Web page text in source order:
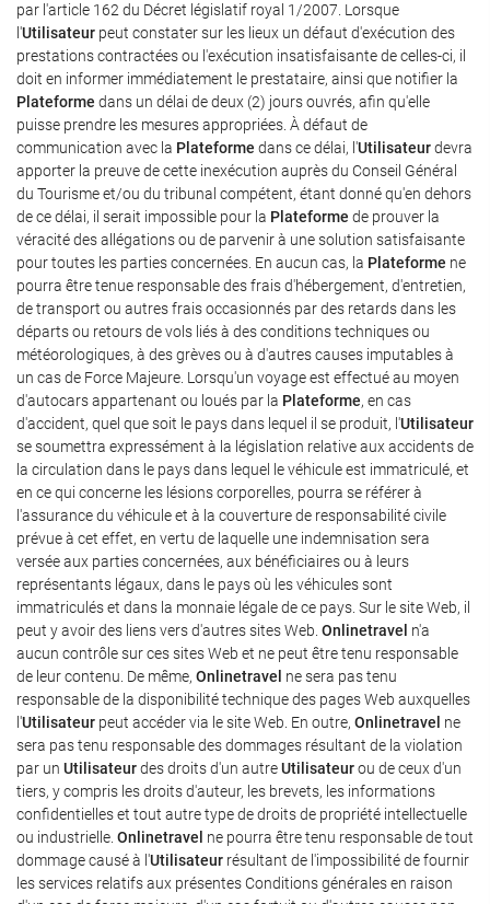
par l'article 162 du Décret législatif royal 1/2007. Lorsque
l'Utilisateur peut constater sur les lieux un défaut d'exécution des
prestations contractées ou l'exécution insatisfaisante de celles-ci, il
doit en informer immédiatement le prestataire, ainsi que notifier la
Plateforme dans un délai de deux (2) jours ouvrés, afin qu'elle
puisse prendre les mesures appropriées. À défaut de
communication avec la Plateforme dans ce délai, l'Utilisateurdevra
apporter la preuve de cette inexécution auprès du Conseil Général
du Tourisme et/ou du tribunal compétent, étant donné qu'en dehors
de ce délai, il serait impossible pour la Plateforme de prouver la
véracité des allégations ou de parvenir à une solution satisfaisante
pour toutes les parties concernées. En aucun cas, la Plateforme ne
pourra être tenue responsable des frais d'hébergement, d'entretien,
de transport ou autres frais occasionnés par des retards dans les
départs ou retours de vols liés à des conditions techniques ou
météorologiques, à des grèves ou à d'autres causes imputables à
un cas de Force Majeure. Lorsqu'un voyage est effectué au moyen
d'autocars appartenant ou loués par la Plateforme, en cas
d'accident, quel que soit le pays dans lequel il se produit, l'Utilisateur
se soumettra expressément à la législation relative aux accidents de
la circulation dans le pays dans lequel le véhicule est immatriculé, et
en ce qui concerne les lésions corporelles, pourra se référer à
l'assurance du véhicule et à la couverture de responsabilité civile
prévue à cet effet, en vertu de laquelle une indemnisation sera
versée aux parties concernées, aux bénéficiaires ou à leurs
représentants légaux, dans le pays où les véhicules sont
immatriculés et dans la monnaie légale de ce pays. Sur le site Web, il
peut y avoir des liens vers d'autres sites Web. Onlinetravel n'a
aucun contrôle sur ces sites Web et ne peut être tenu responsable
de leur contenu. De même, Onlinetravel ne sera pas tenu
responsable de la disponibilité technique des pages Web auxquelles
l'Utilisateur peut accéder via le site Web. En outre, Onlinetravel ne
sera pas tenu responsable des dommages résultant de la violation
par un Utilisateurdes droits d'un autreUtilisateurou de ceux d'un
tiers, y compris les droits d'auteur, les brevets, les informations
confidentielles et tout autre type de droits de propriété intellectuelle
ou industrielle. Onlinetravel ne pourra être tenu responsable de tout
dommage causé à l'Utilisateur résultant de l'impossibilité de fournir
les services relatifs aux présentes Conditions générales en raison